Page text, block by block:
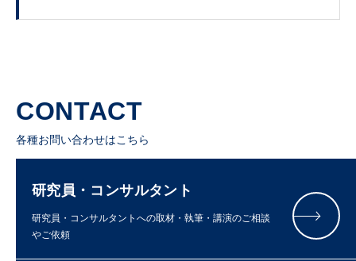
CONTACT
各種お問い合わせはこちら
研究員・コンサルタント
研究員・コンサルタントへの取材・執筆・講演のご相談
やご依頼